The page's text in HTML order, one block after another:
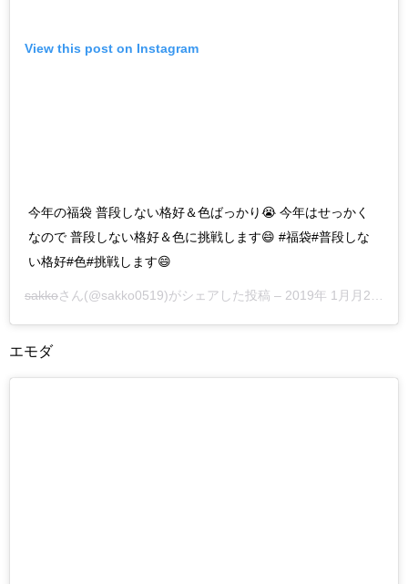
View this post on Instagram
今年の福袋 普段しない格好＆色ばっかり😭 今年はせっかく
なので 普段しない格好＆色に挑戦します😄 #福袋#普段しな
い格好#色#挑戦します😄
sakkoさん(@sakko0519)がシェアした投稿 – 2019年 1月月2日午前6時58分PST
エモダ